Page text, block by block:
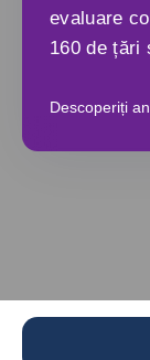
evaluare
160 de țări
Descoperiți